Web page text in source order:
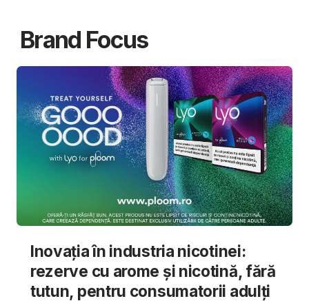
Brand Focus
Inovația în industria nicotinei:
rezerve cu arome și nicotină, fără
tutun, pentru consumatorii adulți